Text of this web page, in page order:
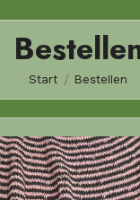
Start Bestellen